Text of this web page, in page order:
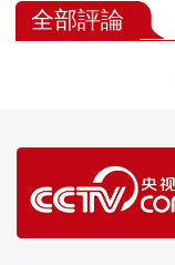
请收好
全部評論